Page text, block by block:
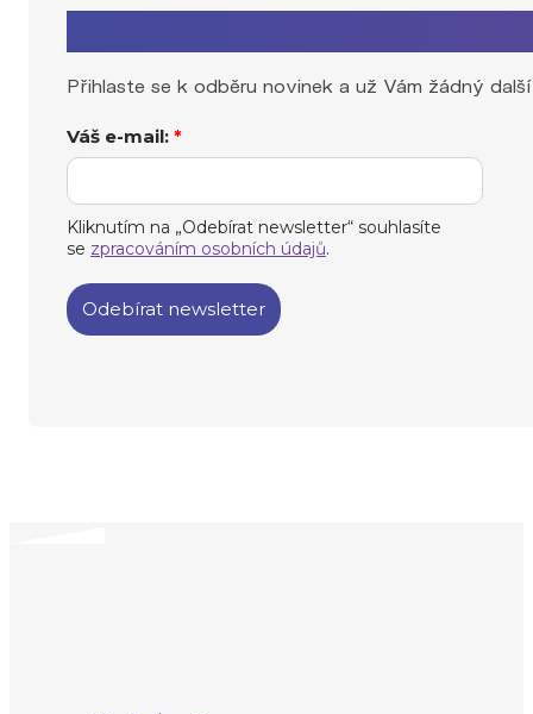
Přihlaste se k odběru novinek a už Vám žádný